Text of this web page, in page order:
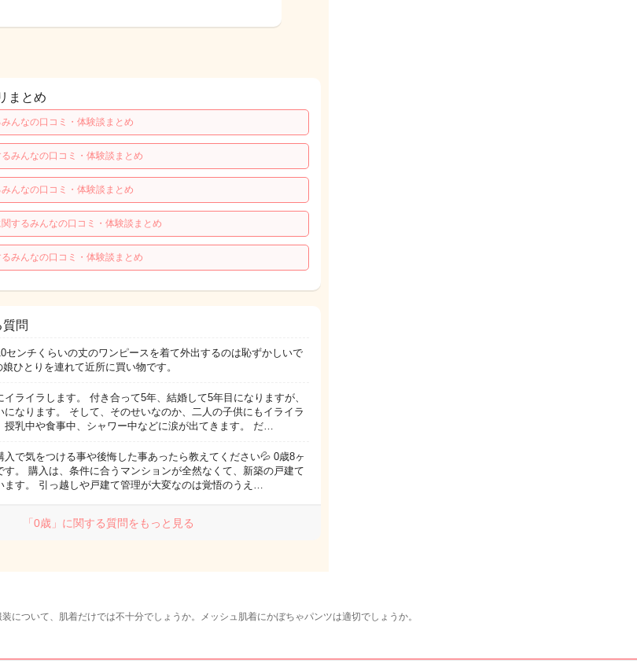
まとめ
んなの口コミ・体験談まとめ
みんなの口コミ・体験談まとめ
んなの口コミ・体験談まとめ
するみんなの口コミ・体験談まとめ
みんなの口コミ・体験談まとめ
質問
センチくらいの丈のワンピースを着て外出するのは恥ずかしいで
ひとりを連れて近所に買い物です。
イライラします。 付き合って5年、結婚して5年目になりますが、
になります。 そして、そのせいなのか、二人の子供にもイライラ
授乳中や食事中、シャワー中などに涙が出てきます。 だ…
入で気をつける事や後悔した事あったら教えてください💦 0歳8ヶ
す。 購入は、条件に合うマンションが全然なくて、新築の戸建て
ます。 引っ越しや戸建て管理が大変なのは覚悟のうえ…
「0歳」に関する質問をもっと見る
について、肌着だけでは不十分でしょうか。メッシュ肌着にかぼちゃパンツは適切でしょうか。